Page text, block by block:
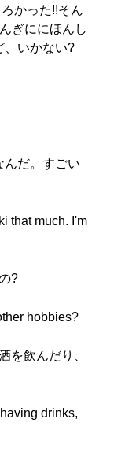
かった!!そん
ぎににほんし
、いかない?
んだ。すごい
that much. I'm
?
hobbies?
を飲んだり、
drinks,